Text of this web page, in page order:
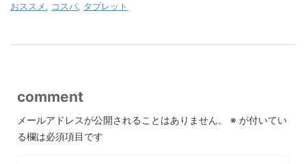
おススメ
コスパ タブレット
comment
メールアドレスが公開されることはありません。 ※ が付いてい
る欄は必須項目です